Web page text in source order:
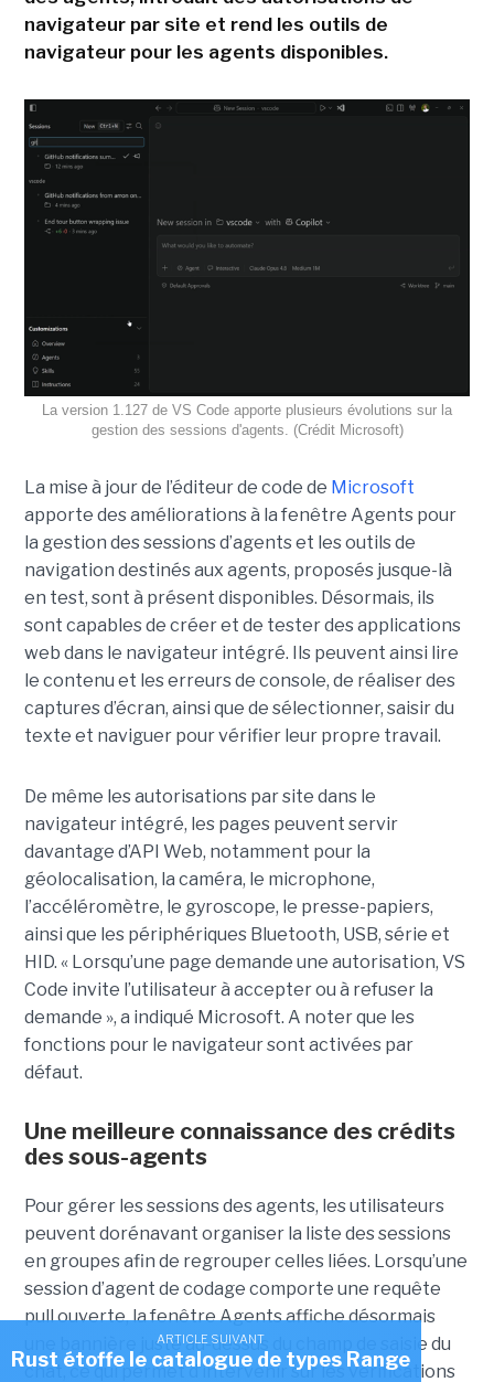
navigateur par site et rend les outils de
navigateur pour les agents disponibles.
La version 1.127 de VS Code apporte plusieurs évolutions sur la
gestion des sessions d'agents. (Crédit Microsoft)
La mise à jour de l’éditeur de code de Microsoft
apporte des améliorations à la fenêtre Agents pour
la gestion des sessions d’agents et les outils de
navigation destinés aux agents, proposés jusque-là
en test, sont à présent disponibles. Désormais, ils
sont capables de créer et de tester des applications
web dans le navigateur intégré. Ils peuvent ainsi lire
le contenu et les erreurs de console, de réaliser des
captures d’écran, ainsi que de sélectionner, saisir du
texte et naviguer pour vérifier leur propre travail.
De même les autorisations par site dans le
navigateur intégré, les pages peuvent servir
davantage d’API Web, notamment pour la
géolocalisation, la caméra, le microphone,
l’accéléromètre, le gyroscope, le presse-papiers,
ainsi que les périphériques Bluetooth, USB, série et
HID. « Lorsqu’une page demande une autorisation, VS
Code invite l’utilisateur à accepter ou à refuser la
demande », a indiqué Microsoft. A noter que les
fonctions pour le navigateur sont activées par
défaut.
Une meilleure connaissance des crédits
des sous-agents
Pour gérer les sessions des agents, les utilisateurs
peuvent dorénavant organiser la liste des sessions
en groupes afin de regrouper celles liées. Lorsqu’une
session d’agent de codage comporte une requête
pull ouverte, la fenêtre Agents affiche désormais
une bannière juste au-dessus du champ de saisie du
chat, ce qui permet d’intervenir sur les vérifications
ARTICLE SUIVANT
Rust étoffe le catalogue de types Range